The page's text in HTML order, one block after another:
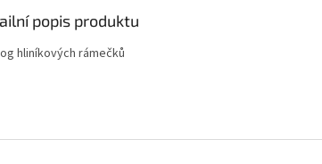
popis produktu
hliníkových rámečků